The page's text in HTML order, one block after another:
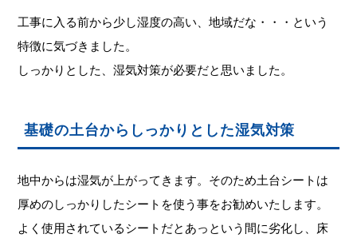
工事に入る前から少し湿度の高い、地域だな・・・という
特徴に気づきました。
しっかりとした、湿気対策が必要だと思いました。
基礎の土台からしっかりとした湿気対策
地中からは湿気が上がってきます。そのため土台シートは
厚めのしっかりしたシートを使う事をお勧めいたします。
よく使用されているシートだとあっという間に劣化し、床